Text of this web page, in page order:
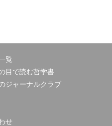
覧
目で読む哲学書
ジャーナルクラブ
せ